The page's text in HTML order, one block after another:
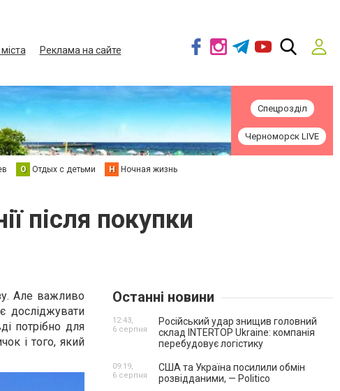
Реклама на сайте
Спецрозділ
Черноморск LIVE
О Отдых с детьми Н Ночная жизнь
після покупки
Але важливо
досліджувати
потрібно для
і того, який
Останні новини
Російський удар знищив головний
склад INTERTOP Ukraine: компанія
перебудовує логістику
12:43,
6 серпня
США та Україна посилили обмін
розвідданими, — Politico
09:19,
6 серпня